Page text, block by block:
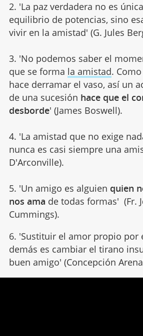
2. 'La paz verdadera no es
equilibrio de potencias, sino
vivir en la amistad' (G. Jules
3. 'No podemos saber el
que se forma la amistad.
hace derramar el vaso, así un
de una sucesión hace que el
desborde' (James Boswell).
4. 'La amistad que no exige
nunca es casi siempre una
D'Arconville).
5. 'Un amigo es alguien quien
nos ama de todas formas' (Fr.
Cummings).
6. 'Sustituir el amor propio por
demás es cambiar el tirano
buen amigo' (Concepción